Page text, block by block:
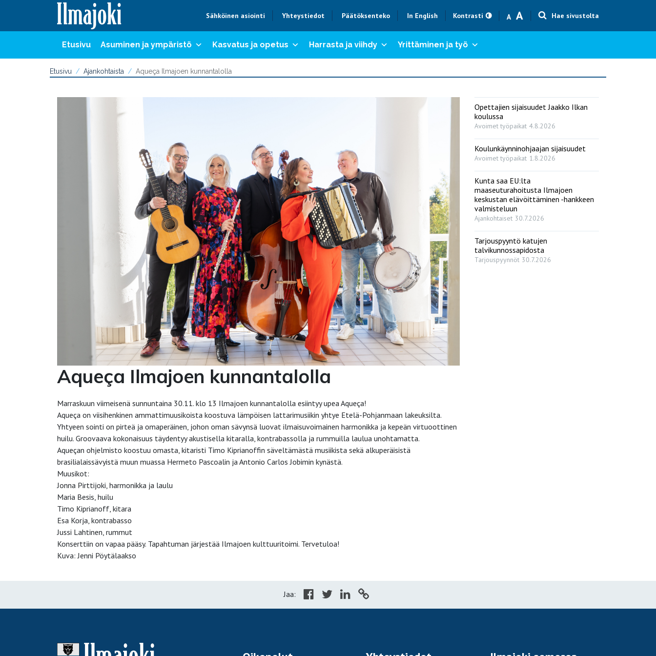
Sähköinen asiointi Yhteystiedot Päätöksenteko In English Kontrasti A
Text size smaller
AText size bigger
Hae sivustolta
Etusivu Asuminen ja ympäristö Kasvatus ja opetus Harrasta ja viihdy Yrittäminen ja työ
Etusivu Ajankohtaista Aqueça Ilmajoen kunnantalolla
Aqueça Ilmajoen kunnantalolla
Marraskuun viimeisenä sunnuntaina 30.11. klo 13 Ilmajoen kunnantalolla esiintyy upea Aqueça!
Aqueça on viisihenkinen ammattimuusikoista koostuva lämpöisen lattarimusiikin yhtye Etelä-Pohjanmaan lakeuksilta.
Yhtyeen sointi on pirteä ja omaperäinen, johon oman sävynsä luovat ilmaisuvoimainen harmonikka ja kepeän virtuoottinen
huilu. Groovaava kokonaisuus täydentyy akustisella kitaralla, kontrabassolla ja rummuilla laulua unohtamatta.
Aqueçan ohjelmisto koostuu omasta, kitaristi Timo Kiprianoffin säveltämästä musiikista sekä alkuperäisistä
brasilialaissävyistä muun muassa Hermeto Pascoalin ja Antonio Carlos Jobimin kynästä.
Muusikot:
Jonna Pirttijoki, harmonikka ja laulu
Maria Besis, huilu
Timo Kiprianoff, kitara
Esa Korja, kontrabasso
Jussi Lahtinen, rummut
Konserttiin on vapaa pääsy. Tapahtuman järjestää Ilmajoen kulttuuritoimi. Tervetuloa!
Kuva: Jenni Pöytälaakso
Opettajien sijaisuudet Jaakko Ilkan
koulussa
Avoimet työpaikat 4.8.2026
Koulunkäynninohjaajan sijaisuudet
Avoimet työpaikat 1.8.2026
Kunta saa EU:lta
maaseuturahoitusta Ilmajoen
keskustan elävöittäminen -hankkeen
valmisteluun
Ajankohtaiset 30.7.2026
Tarjouspyyntö katujen
talvikunnossapidosta
Tarjouspyynnöt 30.7.2026
Jaa: